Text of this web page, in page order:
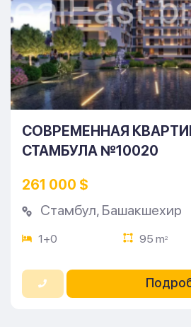
СОВРЕМЕННАЯ
СТАМБУЛА №10020
261 000 $
Стамбул, Башакшехир
1+0 95 m2